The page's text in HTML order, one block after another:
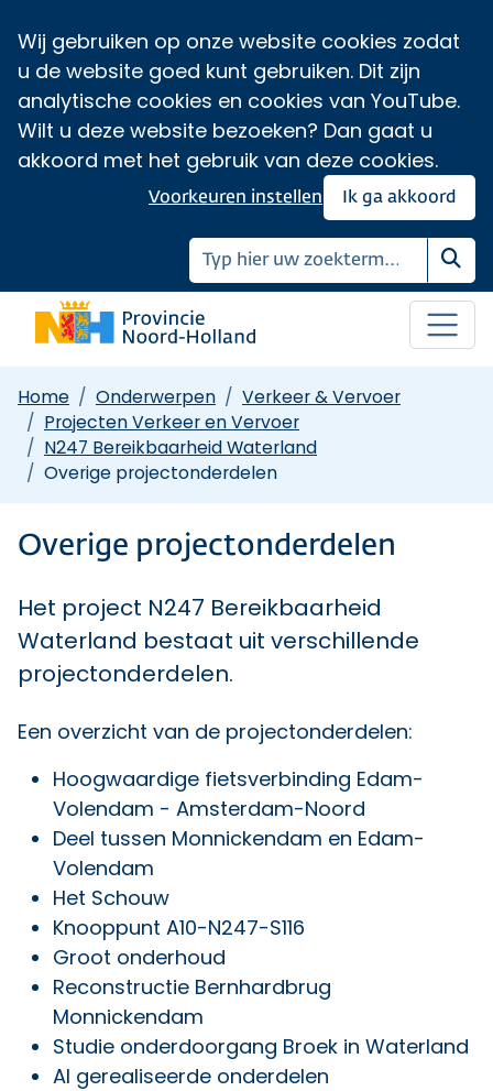
Wij gebruiken op onze website cookies zodat
u de website goed kunt gebruiken. Dit zijn
analytische cookies en cookies van YouTube.
Wilt u deze website bezoeken? Dan gaat u
akkoord met het gebruik van deze cookies.
Ik ga akkoord
Voorkeuren instellen
Home Onderwerpen
Verkeer & Vervoer
Projecten Verkeer en Vervoer
N247 Bereikbaarheid Waterland
Overige projectonderdelen
Overige projectonderdelen
Het project N247 Bereikbaarheid
Waterland bestaat uit verschillende
projectonderdelen.
Een overzicht van de projectonderdelen:
Hoogwaardige fietsverbinding Edam-
Volendam - Amsterdam-Noord
Deel tussen Monnickendam en Edam-
Volendam
Het Schouw
Knooppunt A10-N247-S116
Groot onderhoud
Reconstructie Bernhardbrug
Monnickendam
Studie onderdoorgang Broek in Waterland
Al gerealiseerde onderdelen